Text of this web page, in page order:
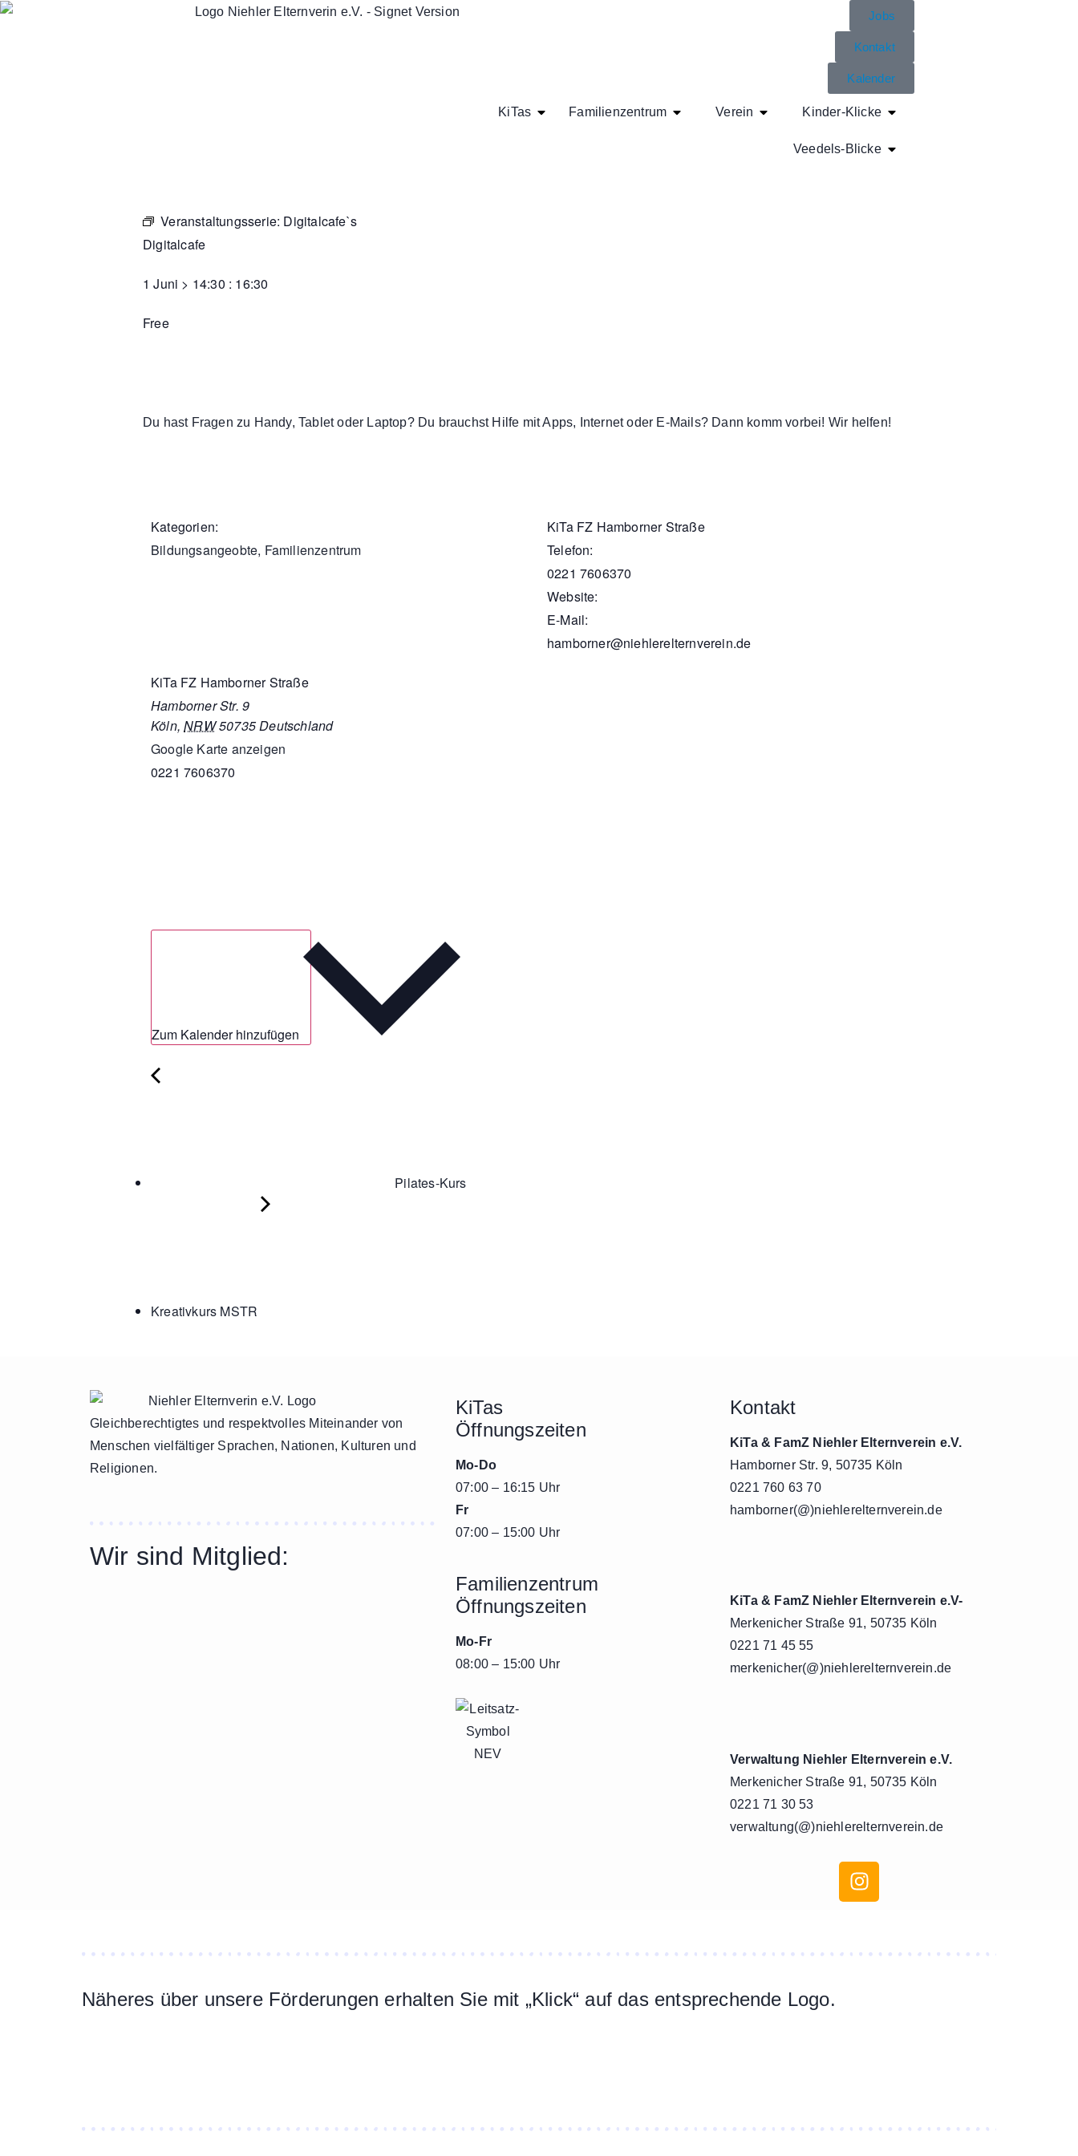
Jobs
Kontakt
Kalender
KiTas Familienzentrum Verein Kinder-Klicke
Veedels-Blicke
Veranstaltungsserie: Digitalcafe`s
Digitalcafe
1 Juni > 14:30 : 16:30
Free
Du hast Fragen zu Handy, Tablet oder Laptop? Du brauchst Hilfe mit Apps, Internet oder E-Mails? Dann komm vorbei! Wir helfen!
Kategorien:
Bildungsangeobte, Familienzentrum
KiTa FZ Hamborner Straße
Telefon:
0221 7606370
Website:
E-Mail:
hamborner@niehlerelternverein.de
KiTa FZ Hamborner Straße
Hamborner Str. 9
Köln, NRW50735 Deutschland
Google Karte anzeigen
0221 7606370
Zum Kalender hinzufügen
Pilates-Kurs
Kreativkurs MSTR
Gleichberechtigtes und respektvolles Miteinander von
Menschen vielfältiger Sprachen, Nationen, Kulturen und
Religionen.
Wir sind Mitglied:
KiTas
Öffnungszeiten
Mo-Do
07:00 – 16:15 Uhr
Fr
07:00 – 15:00 Uhr
Familienzentrum
Öffnungszeiten
Mo-Fr
08:00 – 15:00 Uhr
Kontakt
KiTa & FamZ Niehler Elternverein e.V.
Hamborner Str. 9, 50735 Köln
0221 760 63 70
hamborner(@)niehlerelternverein.de
KiTa & FamZ Niehler Elternverein e.V-
Merkenicher Straße 91, 50735 Köln
0221 71 45 55
merkenicher(@)niehlerelternverein.de
Verwaltung Niehler Elternverein e.V.
Merkenicher Straße 91, 50735 Köln
0221 71 30 53
verwaltung(@)niehlerelternverein.de
Näheres über unsere Förderungen erhalten Sie mit „Klick“ auf das entsprechende Logo.